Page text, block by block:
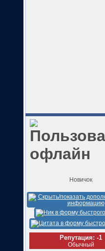
Новичок
Репутация: -1
Обычный